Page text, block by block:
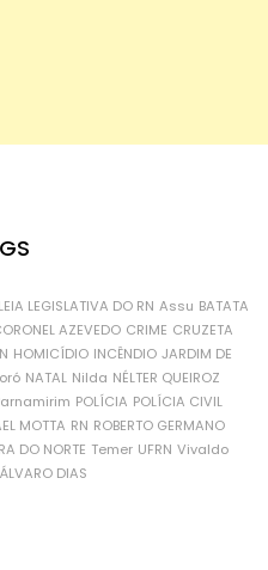
LEGISLATIVA DO RN Assu BATATA
AZEVEDO CRIME CRUZETA
HOMICÍDIO INCÊNDIO JARDIM DE
NATAL Nilda NÉLTER QUEIROZ
POLÍCIA POLÍCIA CIVIL
MOTTA RN ROBERTO GERMANO
DO NORTE Temer UFRN Vivaldo
ÁLVARO DIAS